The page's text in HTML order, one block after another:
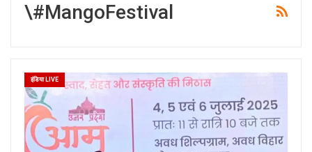
\#MangoFestival
इंडिया LIVE